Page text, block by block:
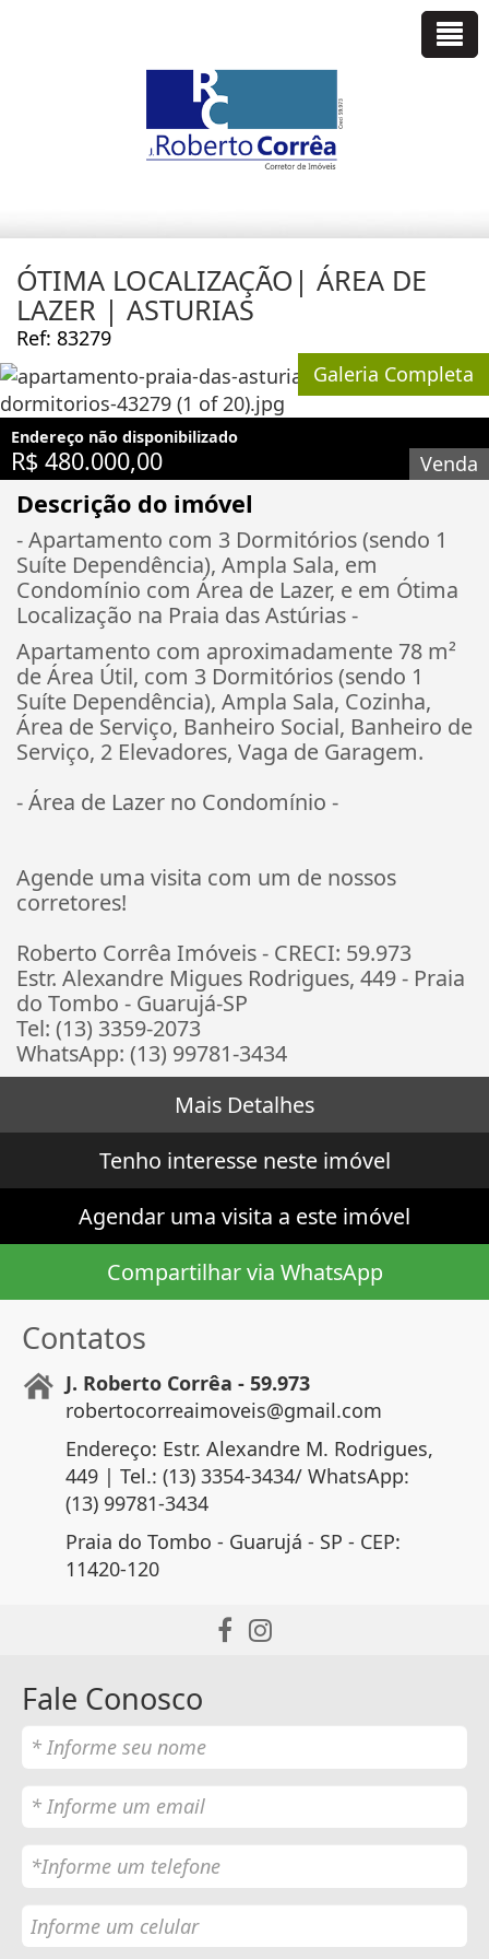
ÓTIMA LOCALIZAÇÃO| ÁREA DE
LAZER | ASTURIAS
Ref: 83279
Galeria Completa
Endereço não disponibilizado
R$ 480.000,00 Venda
Descrição do imóvel
- Apartamento com 3 Dormitórios (sendo 1
Suíte Dependência), Ampla Sala, em
Condomínio com Área de Lazer, e em Ótima
Localização na Praia das Astúrias -
Apartamento com aproximadamente 78 m²
de Área Útil, com 3 Dormitórios (sendo 1
Suíte Dependência), Ampla Sala, Cozinha,
Área de Serviço, Banheiro Social, Banheiro de
Serviço, 2 Elevadores, Vaga de Garagem.
- Área de Lazer no Condomínio -
Agende uma visita com um de nossos
corretores!
Roberto Corrêa Imóveis - CRECI: 59.973
Estr. Alexandre Migues Rodrigues, 449 - Praia
do Tombo - Guarujá-SP
Tel: (13) 3359-2073
WhatsApp: (13) 99781-3434
Mais Detalhes
Tenho interesse neste imóvel
Agendar uma visita a este imóvel
Compartilhar via WhatsApp
Contatos
J. Roberto Corrêa - 59.973
robertocorreaimoveis@gmail.com
Endereço: Estr. Alexandre M. Rodrigues,
449 | Tel.: (13) 3354-3434/ WhatsApp:
(13) 99781-3434
Praia do Tombo - Guarujá - SP - CEP:
11420-120
Fale Conosco